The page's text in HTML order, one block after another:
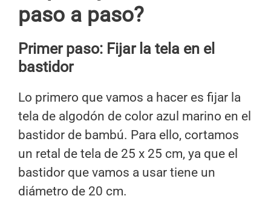
paso a paso?
Primer paso: Fijar la tela en el
bastidor
Lo primero que vamos a hacer es fijar la
tela de algodón de color azul marino en el
bastidor de bambú. Para ello, cortamos
un retal de tela de 25 x 25 cm, ya que el
bastidor que vamos a usar tiene un
diámetro de 20 cm.